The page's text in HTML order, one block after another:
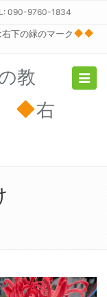
090-9760-1834
下の緑のマーク
教
右